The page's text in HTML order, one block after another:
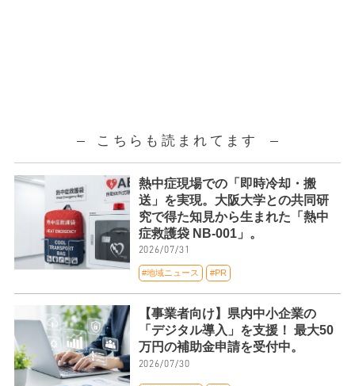
こちらも読まれてます
熱中症現場での「即時冷却・搬
送」を実現。大阪大学との共同研
究で得た知見から生まれた「熱中
症救護袋 NB-001」。
2026/07/31
#地域ニュース #PR
【事業者向け】県内中小企業の
「デジタル導入」を支援！ 最大50
万円の補助金申請を受付中。
2026/07/30